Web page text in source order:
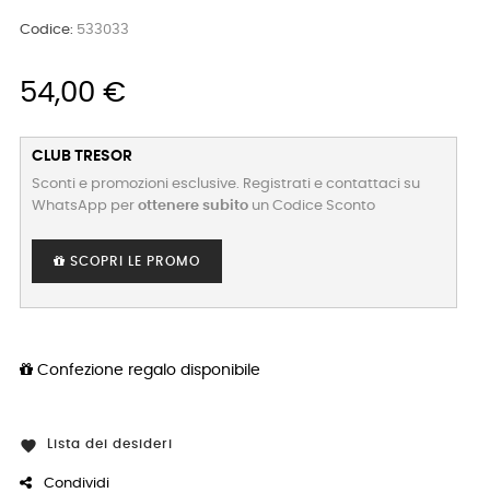
Codice: 533033
54,00 €
CLUB TRESOR
Sconti e promozioni esclusive. Registrati e contattaci su
WhatsApp per ottenere subito un Codice Sconto
SCOPRI LE PROMO
Confezione regalo disponibile
 Lista dei desideri
Condividi